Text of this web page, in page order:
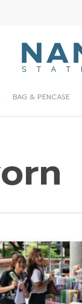
BAG & PENCASE